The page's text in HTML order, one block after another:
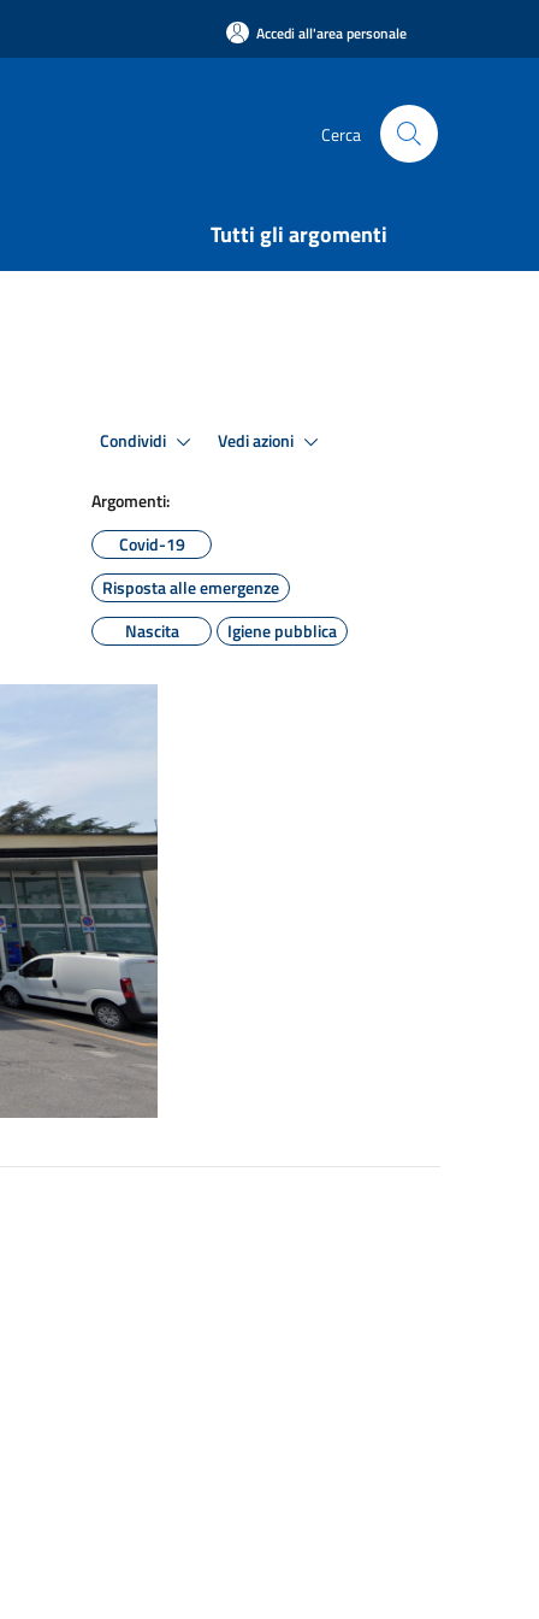
Accedi all'area personale
Cerca
Tutti gli argomenti
Condividi Vedi azioni
Argomenti:
Covid-19
Risposta alle emergenze
Nascita
Igiene pubblica